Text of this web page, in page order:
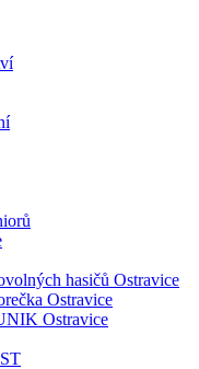
hasičů Ostravice
Ostravice
Ostravice